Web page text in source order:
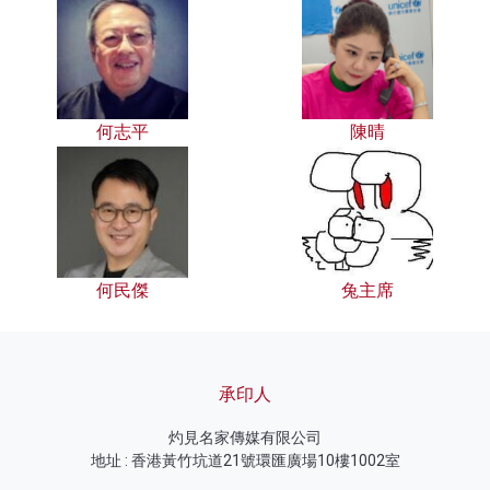
何志平 陳晴
何民傑 兔主席
承印人
灼見名家傳媒有限公司
地址 : 香港黃竹坑道21號環匯廣場10樓1002室